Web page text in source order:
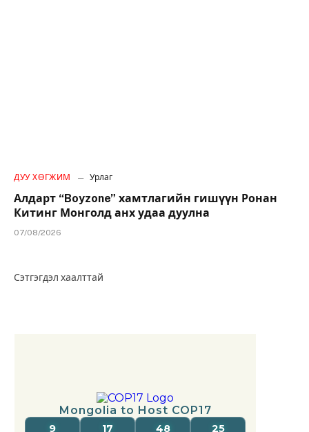
ДУУ ХӨГЖИМ Урлаг
Алдарт “Boyzone” хамтлагийн гишүүн Ронан
Китинг Монголд анх удаа дуулна
07/08/2026
Сэтгэгдэл хаалттай